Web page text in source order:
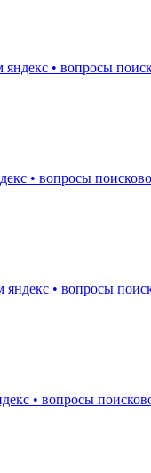
яндекс • вопросы
• вопросы
яндекс • вопросы
• вопросы